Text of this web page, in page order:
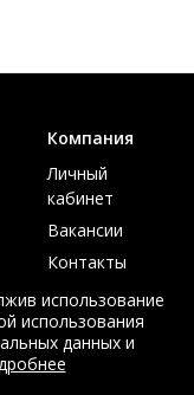
Компания
Личный
кабинет
Вакансии
Контакты
использование
использования
данных и